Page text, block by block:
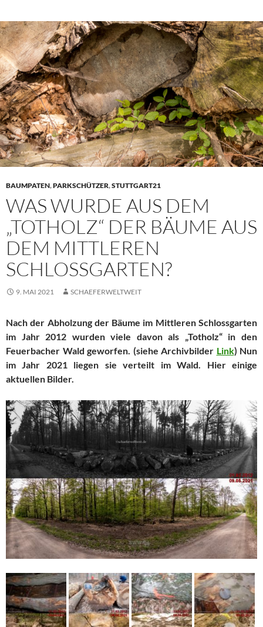
BAUMPATEN,PARKSCHÜTZER,STUTTGART21
WAS WURDE AUS DEM
„TOTHOLZ“ DER BÄUME AUS
DEM MITTLEREN
SCHLOSSGARTEN?
9. MAI 2021 SCHAEFERWELTWEIT
Nach der Abholzung der Bäume im Mittleren Schlossgarten
im Jahr 2012 wurden viele davon als „Totholz“ in den
Feuerbacher Wald geworfen. (siehe Archivbilder Link) Nun
im Jahr 2021 liegen sie verteilt im Wald. Hier einige
aktuellen Bilder.